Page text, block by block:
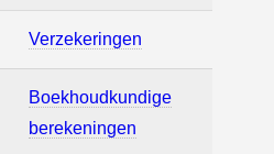
Verzekeringen
Boekhoudkundige
berekeningen